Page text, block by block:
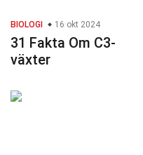
BIOLOGI 16 okt 2024
31 Fakta Om C3-
växter